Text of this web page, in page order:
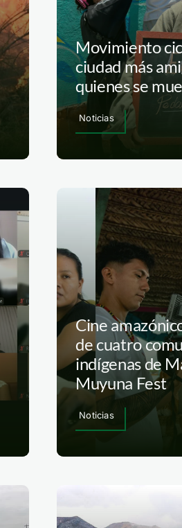
Movimiento
ciudad más
quienes se
Noticias
Cine
de cuatro
indígenas de
Muyuna Fest
Noticias